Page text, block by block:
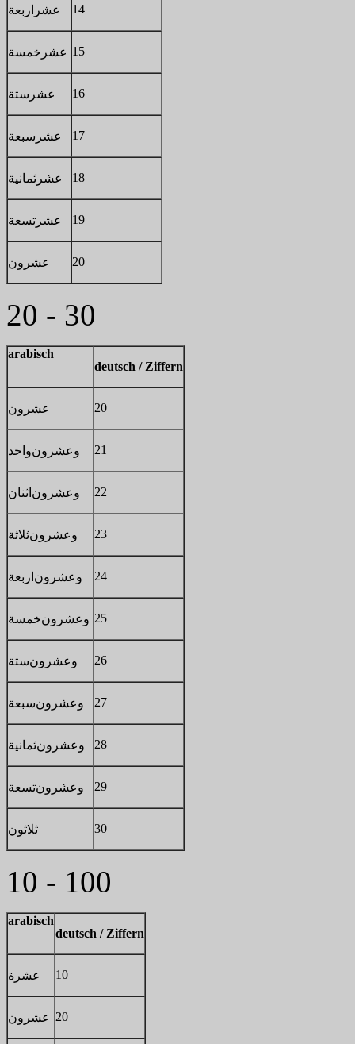
اربعة عشر 14
خمسة عشر 15
ستة عشر 16
سبعة عشر 17
ثمانية عشر 18
تسعة عشر 19
عشرون 20
20 - 30
arabisch
deutsch / Ziffern
عشرون 20
واحدوعشرون 21
اثنان وعشرون 22
ثلاثةوعشرون 23
اربعة وعشرون 24
خمسةوعشرون 25
ستةوعشرون 26
سبعةوعشرون 27
ثمانيةوعشرون 28
تسعةوعشرون 29
ثلاثون 30
10 - 100
arabisch
deutsch / Ziffern
عشرة 10
عشرون 20